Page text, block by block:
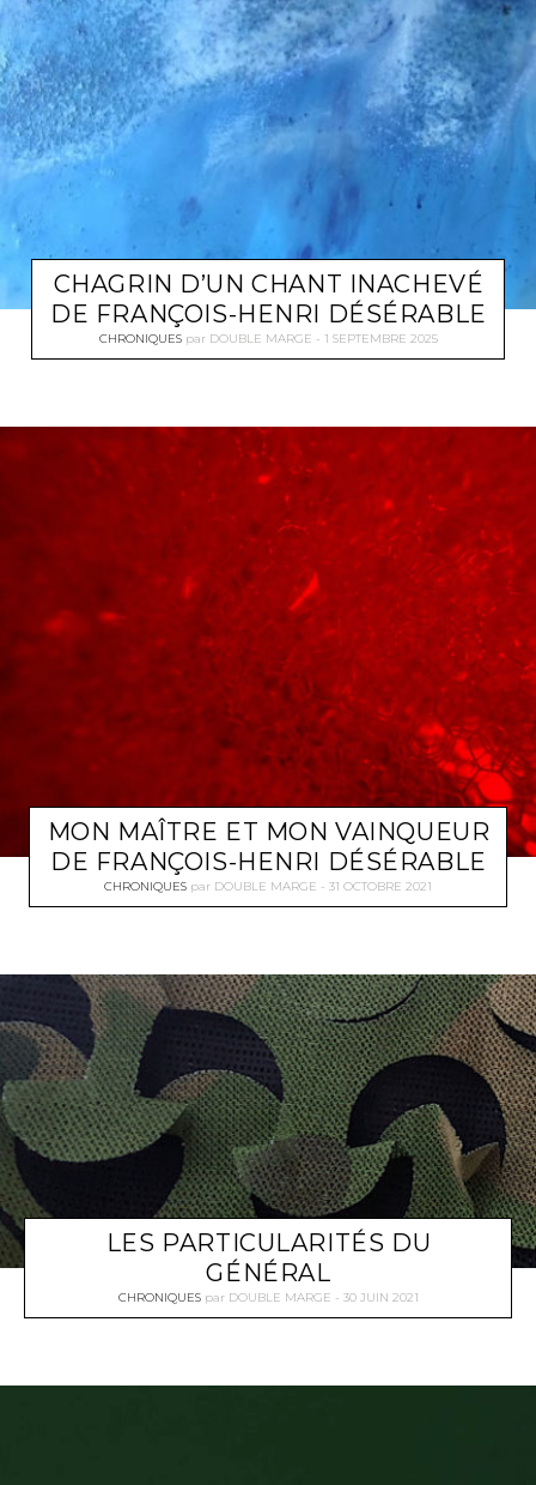
CHAGRIN D’UN CHANT INACHEVÉ
DE FRANÇOIS-HENRI DÉSÉRABLE
CHRONIQUES par DOUBLE MARGE 1 SEPTEMBRE 2025
MON MAÎTRE ET MON VAINQUEUR
DE FRANÇOIS-HENRI DÉSÉRABLE
CHRONIQUES par DOUBLE MARGE 31 OCTOBRE 2021
LES PARTICULARITÉS DU
GÉNÉRAL
CHRONIQUES par DOUBLE MARGE 30 JUIN 2021